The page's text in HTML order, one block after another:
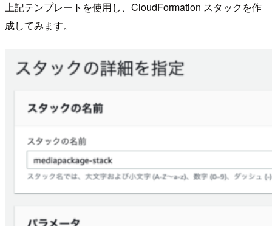
上記テンプレートを使用し、CloudFormation スタックを作
成してみます。